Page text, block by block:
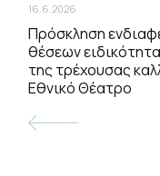
16.6.2026
Πρόσκληση
θέσεων
της τρέχουσας
Εθνικό Θέατρο